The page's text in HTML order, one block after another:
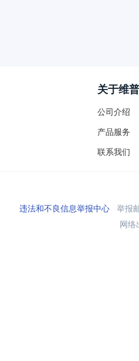
关于维普
公司介绍
产品服务
联系我们
违法和不良信息举报中心举报
网